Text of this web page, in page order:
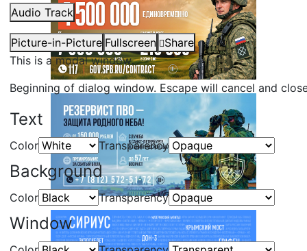
Audio Track
Picture-in-Picture Fullscreen
Share
This is a modal window.
Beginning of dialog window. Escape will cancel and
Text
Color Transparency
Background
Color Transparency
Window